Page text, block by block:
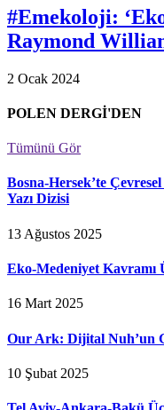
#Emekoloji:
Raymond
2 Ocak 2024
POLEN DERGİ'DEN
Tümünü Gör
Bosna-Hersek’te
Yazı Dizisi
13 Ağustos 2025
Eko-Medeniyet Kavramı
16 Mart 2025
Our Ark: Dijital Nuh’un
10 Şubat 2025